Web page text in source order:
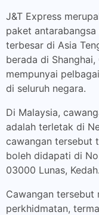
J&T Express
paket
terbesar di Asia
berada di
mempunyai
di seluruh negara.
Di Malaysia,
adalah terletak di
cawangan tersebut
boleh didapati di
03000 Lunas, Kedah.
Cawangan tersebut
perkhidmatan,